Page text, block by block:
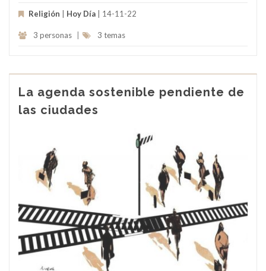
Religión Hoy Día | 14-11-22
3 personas 3 temas
La agenda sostenible pendiente de
las ciudades